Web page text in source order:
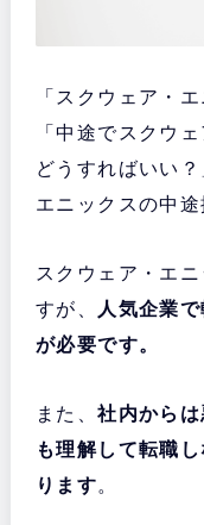
「スクウェア・
「中途でスクウ
どうすればいい
エニックスの中
スクウェア・エ
すが、
人気企業
が必要です。
また、社内から
も理解して転職
ります。